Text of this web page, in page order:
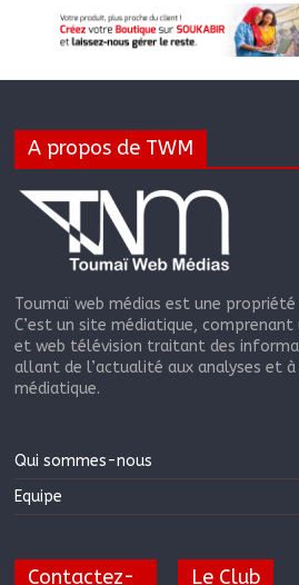
A propos de TWM
Toumaï web médias est une propriété
C’est un site médiatique, comprenant
et web télévision traitant des
allant de l’actualité aux analyses et
médiatique.
Qui sommes-nous
Equipe
Contactez- Le Club